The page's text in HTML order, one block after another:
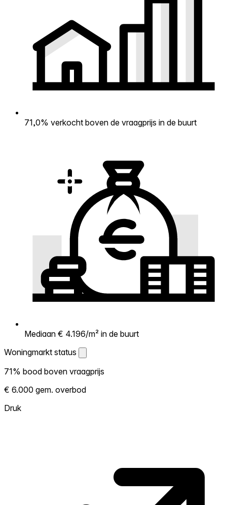
71,0% verkocht boven de vraagprijs in de buurt
Mediaan € 4.196/m² in de buurt
Woningmarkt status
Woningmarkt status
Laat zien hoe competitief de markt hier is.
Hoe meer woningen boven vraagprijs
verkopen, hoe heter. Heet? Verwacht
71% bood boven vraagprijs
€ 6.000 gem. overbod
Druk